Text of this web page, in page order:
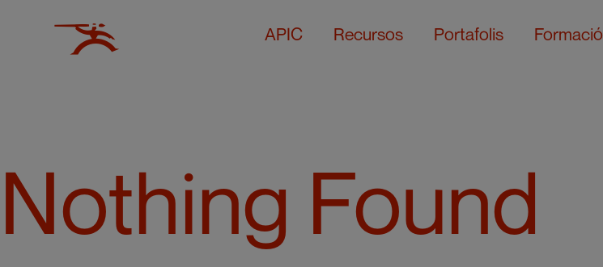
APIC Recursos Portafolis Formació
Nothing Found